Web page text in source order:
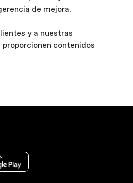
de mejora.
y a nuestras
contenidos